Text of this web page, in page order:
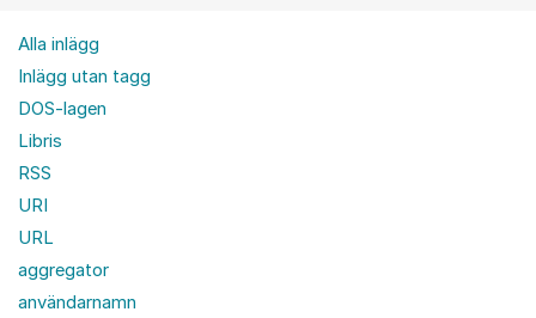
Alla inlägg
Inlägg utan tagg
DOS-lagen
Libris
RSS
URI
URL
aggregator
användarnamn